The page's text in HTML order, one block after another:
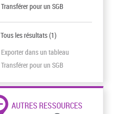
Transférer pour un SGB
Tous les résultats(1)
Exporter dans un tableau
Transférer pour un SGB
AUTRES RESSOURCES